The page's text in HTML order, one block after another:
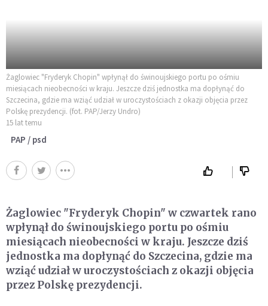
Żaglowiec "Fryderyk Chopin" wpłynął do świnoujskiego portu po ośmiu
miesiącach nieobecności w kraju. Jeszcze dziś jednostka ma dopłynąć do
Szczecina, gdzie ma wziąć udział w uroczystościach z okazji objęcia przez
Polskę prezydencji. (fot. PAP/Jerzy Undro)
15 lat temu
PAP / psd
Żaglowiec "Fryderyk Chopin" w czwartek rano
wpłynął do świnoujskiego portu po ośmiu
miesiącach nieobecności w kraju. Jeszcze dziś
jednostka ma dopłynąć do Szczecina, gdzie ma
wziąć udział w uroczystościach z okazji objęcia
przez Polskę prezydencji.